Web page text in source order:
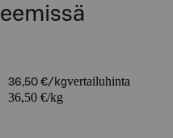
36,50 €/kgvertailuhinta
36,50 €/kg